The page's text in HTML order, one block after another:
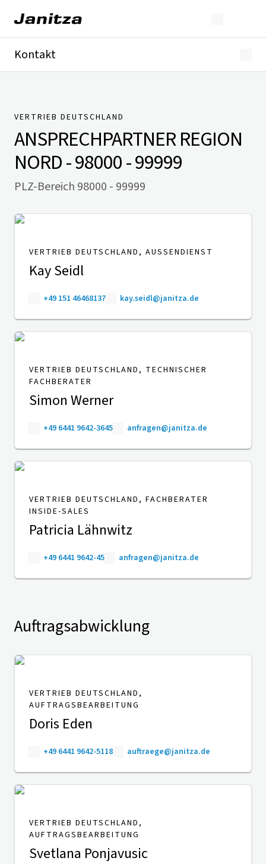
Kontakt
Presse
VERTRIEB DEUTSCHLAND
ANSPRECHPARTNERREGION
NORD - 98000 - 99999
PLZ-Bereich 98000 - 99999
VERTRIEB DEUTSCHLAND, AUSSENDIENST
Kay Seidl
+49 151 46468137 kay.seidl@janitza.de
VERTRIEB DEUTSCHLAND, TECHNISCHER
FACHBERATER
Simon Werner
+49 6441 9642-3645 anfragen@janitza.de
VERTRIEB DEUTSCHLAND, FACHBERATER
INSIDE-SALES
Patricia Lähnwitz
+49 6441 9642-45 anfragen@janitza.de
Auftragsabwicklung
VERTRIEB DEUTSCHLAND,
AUFTRAGSBEARBEITUNG
Doris Eden
+49 6441 9642-5118 auftraege@janitza.de
VERTRIEB DEUTSCHLAND,
AUFTRAGSBEARBEITUNG
Svetlana Ponjavusic